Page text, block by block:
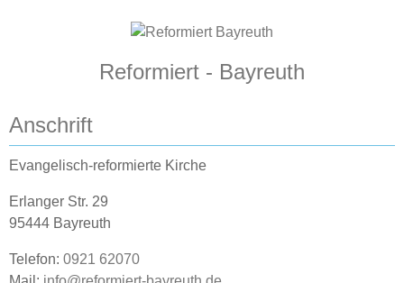
Reformiert - Bayreuth
Anschrift
Evangelisch-reformierte Kirche
Erlanger Str. 29
95444 Bayreuth
Telefon: 0921 62070